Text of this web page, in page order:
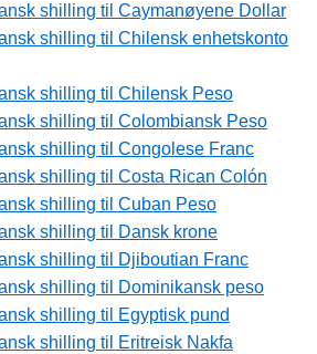
shilling til Caymanøyene Dollar
shilling til Chilensk enhetskonto
shilling til Chilensk Peso
shilling til Colombiansk Peso
shilling til Congolese Franc
shilling til Costa Rican Colón
shilling til Cuban Peso
shilling til Dansk krone
shilling til Djiboutian Franc
shilling til Dominikansk peso
shilling til Egyptisk pund
shilling til Eritreisk Nakfa